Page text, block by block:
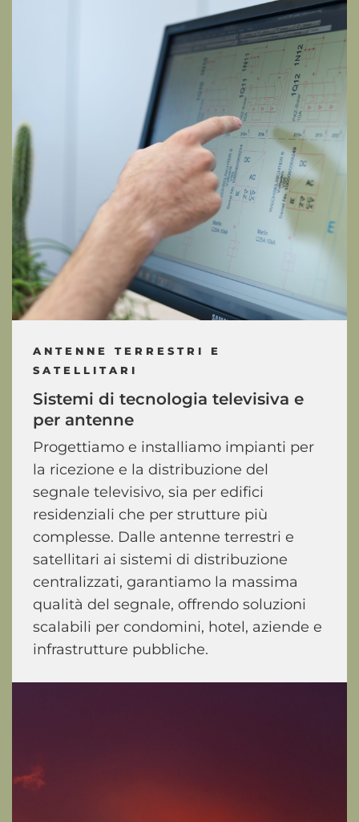
ANTENNE TERRESTRI E
SATELLITARI
Sistemi di tecnologia televisiva e
per antenne
Progettiamo e installiamo impianti per
la ricezione e la distribuzione del
segnale televisivo, sia per edifici
residenziali che per strutture più
complesse. Dalle antenne terrestri e
satellitari ai sistemi di distribuzione
centralizzati, garantiamo la massima
qualità del segnale, offrendo soluzioni
scalabili per condomini, hotel, aziende e
infrastrutture pubbliche.